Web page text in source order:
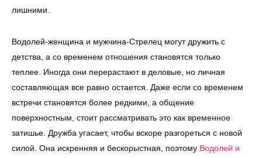
лишними.
Водолей-женщина и мужчина-Стрелец могут дружить с
детства, а со временем отношения становятся только
теплее. Иногда они перерастают в деловые, но личная
составляющая все равно остается. Даже если со временем
встречи становятся более редкими, а общение
поверхностным, стоит рассматривать это как временное
затишье. Дружба угасает, чтобы вскоре разгореться с новой
силой. Она искренняя и бескорыстная, поэтому Водолей и